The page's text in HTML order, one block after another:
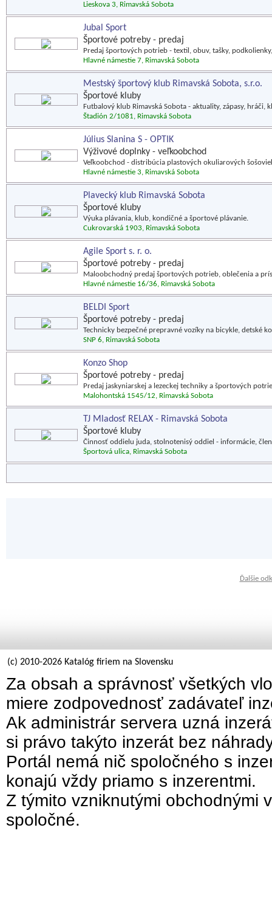
Lieskova 3, Rimavská Sobota
Jubal Sport
Športové potreby - predaj
Predaj športových potrieb - textil, obuv, tašky,
Hlavné námestie 7, Rimavská Sobota
Mestský športový klub Rimavská Sobota, s.r.o.
Športové kluby
Futbalový klub Rimavská Sobota - aktuality, zápasy, hráči,
Štadión 2/1081, Rimavská Sobota
Július Slanina S - OPTIK
Výživové doplnky - veľkoobchod
Veľkoobchod - distribúcia plastových okuliarových šošoviek
Hlavné námestie 3, Rimavská Sobota
Plavecký klub Rimavská Sobota
Športové kluby
Výuka plávania, klub, kondičné a športové plávanie.
Cukrovarská 1903, Rimavská Sobota
Agile Sport s. r. o.
Športové potreby - predaj
Maloobchodný predaj športových potrieb, oblečenia a
Hlavné námestie 16/36, Rimavská Sobota
BELDI Sport
Športové potreby - predaj
Technicky bezpečné prepravné vozíky na bicykle, detské
SNP 6, Rimavská Sobota
Konzo Shop
Športové potreby - predaj
Predaj jaskyniarskej a lezeckej techniky a športových
Malohontská 1545/12, Rimavská Sobota
TJ Mladosť RELAX - Rimavská Sobota
Športové kluby
Činnosť oddielu juda, stolnotenisý oddiel - informácie,
Športová ulica, Rimavská Sobota
Ďalšie
(c) 2010-2026 Katalóg firiem na Slovensku
Za obsah a správnosť všetkých
miere zodpovednosť zadávateľ
Ak administrár servera uzná
si právo takýto inzerát bez
Portál nemá nič spoločného s
konajú vždy priamo s inzerentmi.
Z týmito vzniknutými obchodnými
spoločné.